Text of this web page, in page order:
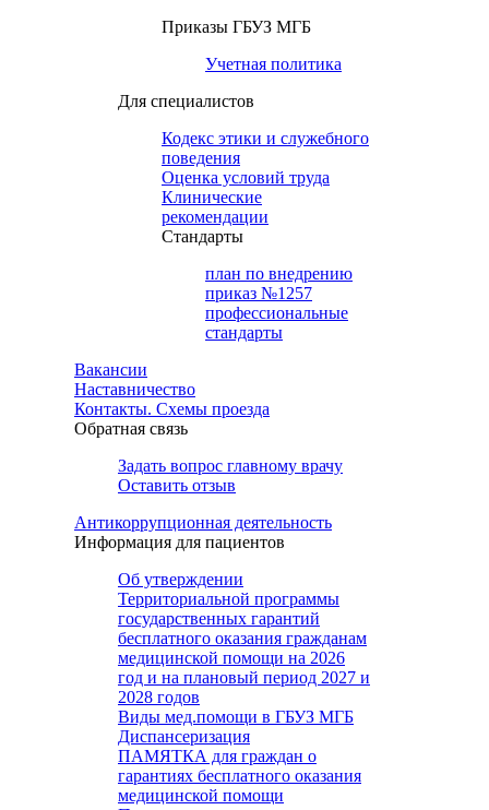
Приказы ГБУЗ МГБ
Учетная политика
Для специалистов
Кодекс этики и служебного
поведения
Оценка условий труда
Клинические
рекомендации
Cтандарты
план по внедрению
приказ №1257
профессиональные
стандарты
Вакансии
Наставничество
Контакты. Схемы проезда
Обратная связь
Задать вопрос главному врачу
Оставить отзыв
Антикоррупционная деятельность
Информация для пациентов
Об утверждении
Территориальной программы
государственных гарантий
бесплатного оказания гражданам
медицинской помощи на 2026
год и на плановый период 2027 и
2028 годов
Виды мед.помощи в ГБУЗ МГБ
Диспансеризация
ПАМЯТКА для граждан о
гарантиях бесплатного оказания
медицинской помощи